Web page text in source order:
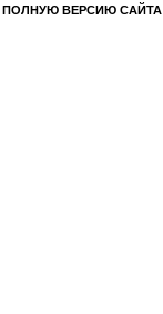
ПОЛНУЮ ВЕРСИЮ САЙТА